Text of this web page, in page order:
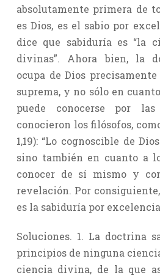
absolutamente primera de
es Dios, es el sabio por
dice que sabiduría es “la
divinas”. Ahora bien, la
ocupa de Dios
suprema, y no sólo en
puede conocerse por
conocieron los filósofos,
1,19): “Lo cognoscible de
sino también en cuanto a
conocer de sí mismo y
revelación. Por
es la sabiduría por
Soluciones. 1. La doctrina
principios de ninguna
ciencia divina, de la que